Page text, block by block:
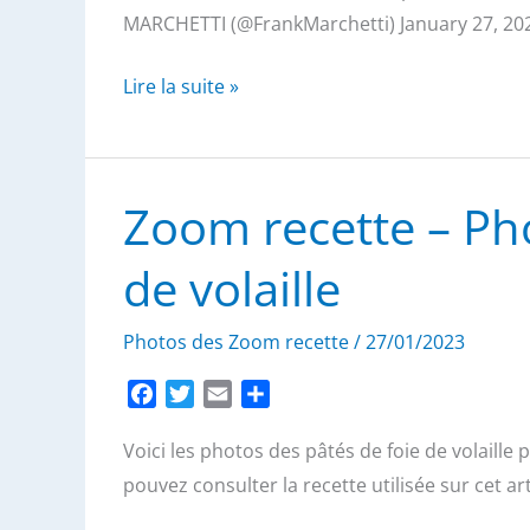
o
r
e
MARCHETTI (@FrankMarchetti) January 27,
Remise
drapeaux
monument
Lire la suite »
Zoom recette –
de volaille
Photos des Zoom recette/27/01/2023
c
e
t
a
i
r
t
Voici les photos des pâtés de foie de volaille
pouvez consulter la recette utilisée sur cet